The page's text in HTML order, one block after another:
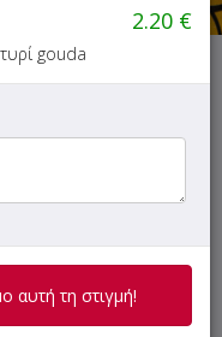
2.20 €
gouda
αυτή τη στιγμή!